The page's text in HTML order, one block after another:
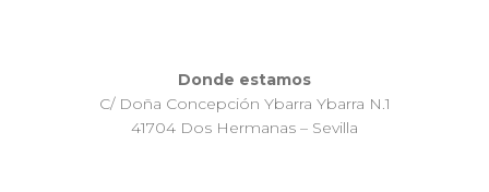
Donde estamos
C/ Doña Concepción Ybarra Ybarra N.1
41704 Dos Hermanas – Sevilla